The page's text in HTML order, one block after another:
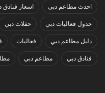
احدث مطاعم دبي اسعار فنادق
جدول فعاليات دبي حفلات دبي
دليل مطاعم دبي فعاليات
فنادق دبي مطاعم دبي